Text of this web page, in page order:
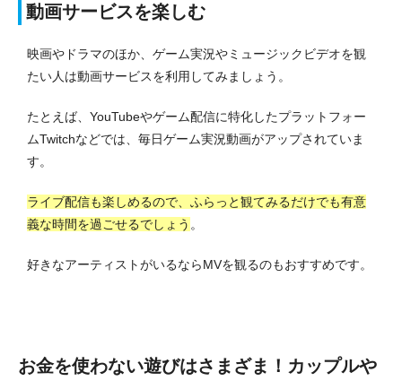
動画サービスを楽しむ
映画やドラマのほか、ゲーム実況やミュージックビデオを観
たい人は動画サービスを利用してみましょう。
たとえば、YouTubeやゲーム配信に特化したプラットフォー
ムTwitchなどでは、毎日ゲーム実況動画がアップされていま
す。
ライブ配信も楽しめるので、ふらっと観てみるだけでも有意
義な時間を過ごせるでしょう 。
好きなアーティストがいるならMVを観るのもおすすめです。
お金を使わない遊びはさまざま！カップルや